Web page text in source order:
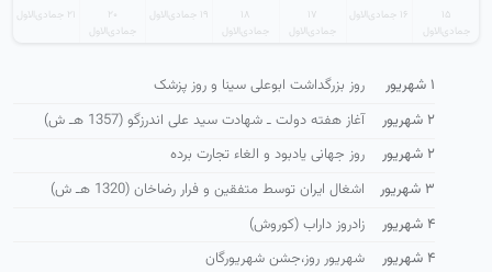
۱۵
جمادی‌الاول
۱۶ جمادی‌الاول
۱۷
جمادی‌الاول
۱۸
جمادی‌الاول
۱۹ جمادی‌الاول
۲۰
جمادی‌الاول
۲۱ جمادی‌الاول
۱ شهریور
روز بزرگداشت ابوعلی سینا و روز پزشک
۲ شهریور
آغاز هفته دولت ـ شهادت سید علی اندرزگو (1357 هـ ش)
۲ شهریور
روز جهانی یادبود و الغاء تجارت برده
۳ شهریور
اشغال ایران توسط متفقین و فرار رضاخان (1320 هـ ش)
۴ شهریور
زادروز داراب (کوروش)
۴ شهریور
شهریور روز،جشن شهریورگان